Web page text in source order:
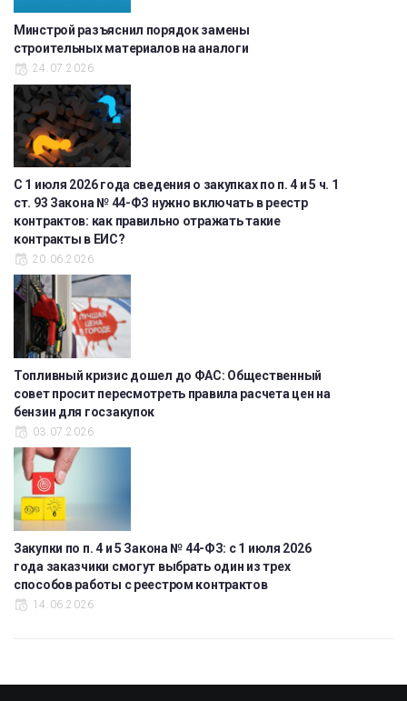
Минстрой разъяснил порядок замены
строительных материалов на аналоги
24.07.2026
С 1 июля 2026 года сведения о закупках по п. 4 и 5 ч. 1
ст. 93 Закона № 44-ФЗ нужно включать в реестр
контрактов: как правильно отражать такие
контракты в ЕИС?
20.06.2026
Топливный кризис дошел до ФАС: Общественный
совет просит пересмотреть правила расчета цен на
бензин для госзакупок
03.07.2026
Закупки по п. 4 и 5 Закона № 44-ФЗ: с 1 июля 2026
года заказчики смогут выбрать один из трех
способов работы с реестром контрактов
14.06.2026